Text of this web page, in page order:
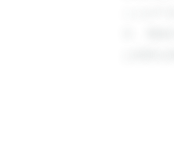
ことが
す。登
と回答